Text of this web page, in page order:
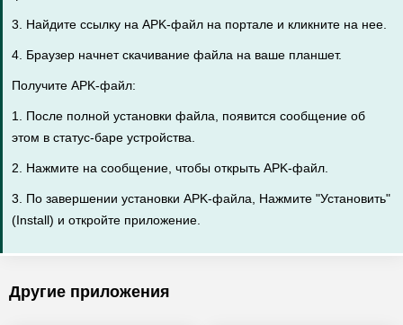
3. Найдите ссылку на APK-файл на портале и кликните на нее.
4. Браузер начнет скачивание файла на ваше планшет.
Получите APK-файл:
1. После полной установки файла, появится сообщение об
этом в статус-баре устройства.
2. Нажмите на сообщение, чтобы открыть APK-файл.
3. По завершении установки APK-файла, Нажмите "Установить"
(Install) и откройте приложение.
Другие приложения